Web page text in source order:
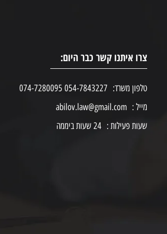
צרו איתנו קשר כבר היום:
טלפון משרד: 054-7843227 074-7280095
מייל : abilov.law@gmail.com
שעות פעילות : 24 שעות ביממה